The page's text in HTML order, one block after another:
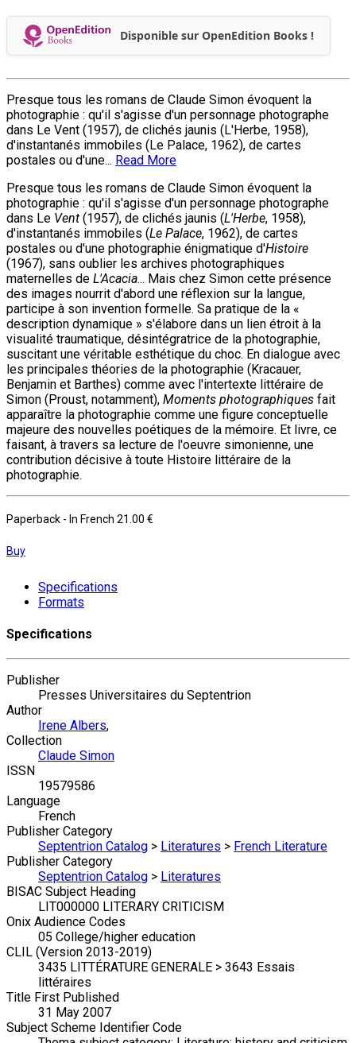
Disponible sur OpenEdition Books !
Presque tous les romans de Claude Simon évoquent la
photographie : qu'il s'agisse d'un personnage photographe
dans Le Vent (1957), de clichés jaunis (L'Herbe, 1958),
d'instantanés immobiles (Le Palace, 1962), de cartes
postales ou d'une... Read More
Presque tous les romans de Claude Simon évoquent la
photographie : qu'il s'agisse d'un personnage photographe
dans Le Vent (1957), de clichés jaunis (L'Herbe, 1958),
d'instantanés immobiles (Le Palace, 1962), de cartes
postales ou d'une photographie énigmatique d'Histoire
(1967), sans oublier les archives photographiques
maternelles de L'Acacia... Mais chez Simon cette présence
des images nourrit d'abord une réflexion sur la langue,
participe à son invention formelle. Sa pratique de la «
description dynamique » s'élabore dans un lien étroit à la
visualité traumatique, désintégratrice de la photographie,
suscitant une véritable esthétique du choc. En dialogue avec
les principales théories de la photographie (Kracauer,
Benjamin et Barthes) comme avec l'intertexte littéraire de
Simon (Proust, notamment), Moments photographiques fait
apparaître la photographie comme une figure conceptuelle
majeure des nouvelles poétiques de la mémoire. Et livre, ce
faisant, à travers sa lecture de l'oeuvre simonienne, une
contribution décisive à toute Histoire littéraire de la
photographie.
Paperback - In French 21.00 €
Buy
Specifications
Formats
Specifications
Publisher
Presses Universitaires du Septentrion
Author
Irene Albers,
Collection
Claude Simon
ISSN
19579586
Language
French
Publisher Category
Septentrion Catalog > Literatures > French Literature
Publisher Category
Septentrion Catalog > Literatures
BISAC Subject Heading
LIT000000 LITERARY CRITICISM
Onix Audience Codes
05 College/higher education
CLIL (Version 2013-2019)
3435 LITTÉRATURE GENERALE > 3643 Essais
littéraires
Title First Published
31 May 2007
Subject Scheme Identifier Code